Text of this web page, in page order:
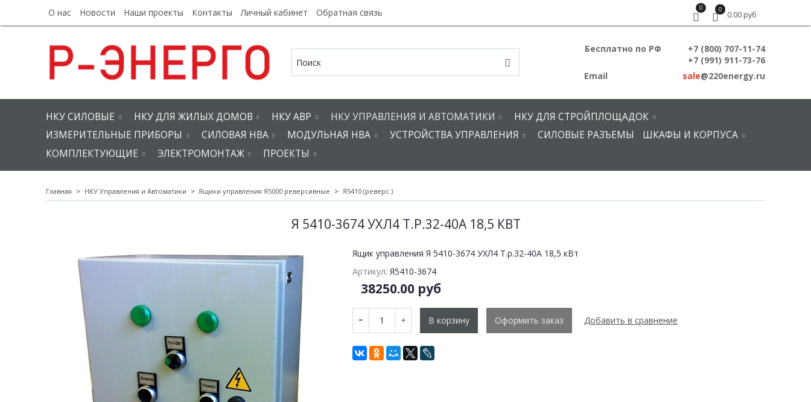
О нас Новости Наши проекты Контакты Личный кабинет Обратная связь 0 0
0.00 руб
Бесплатно по РФ
+7 (800) 707-11-74
+7 (991) 911-73-76
Email
sale@220energy.ru
НКУ СИЛОВЫЕ НКУ ДЛЯ ЖИЛЫХ ДОМОВ НКУ АВР НКУ УПРАВЛЕНИЯ И АВТОМАТИКИ
НКУ ДЛЯ СТРОЙПЛОЩАДОК
ИЗМЕРИТЕЛЬНЫЕ ПРИБОРЫ
СИЛОВАЯ НВА МОДУЛЬНАЯ НВА УСТРОЙСТВА УПРАВЛЕНИЯ СИЛОВЫЕ РАЗЪЕМЫ
ШКАФЫ И КОРПУСА
КОМПЛЕКТУЮЩИЕ
ЭЛЕКТРОМОНТАЖ ПРОЕКТЫ
Главная НКУ Управления и Автоматики Ящики управления Я5000 реверсивные Я5410 (реверс.)
Я 5410-3674 УХЛ4 Т.Р.32-40А 18,5 КВТ
Ящик управления Я 5410-3674 УХЛ4 Т.р.32-40А 18,5 кВт
Артикул: Я5410-3674
38250.00 руб
В корзину Оформить заказ Добавить в сравнение